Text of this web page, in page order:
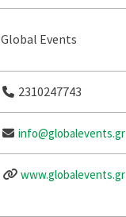
Global Events
2310247743
info@globalevents.gr
www.globalevents.gr